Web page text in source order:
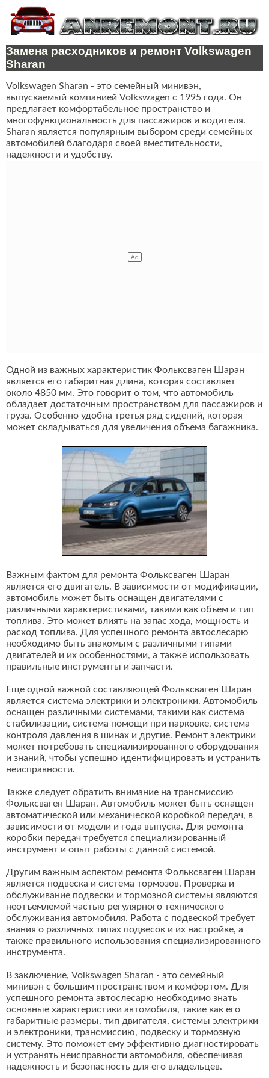
Замена расходников и ремонт Volkswagen
Sharan
Volkswagen Sharan - это семейный минивэн,
выпускаемый компанией Volkswagen с 1995 года. Он
предлагает комфортабельное пространство и
многофункциональность для пассажиров и водителя.
Sharan является популярным выбором среди семейных
автомобилей благодаря своей вместительности,
надежности и удобству.
Одной из важных характеристик Фольксваген Шаран
является его габаритная длина, которая составляет
около 4850 мм. Это говорит о том, что автомобиль
обладает достаточным пространством для пассажиров и
груза. Особенно удобна третья ряд сидений, которая
может складываться для увеличения объема багажника.
Важным фактом для ремонта Фольксваген Шаран
является его двигатель. В зависимости от модификации,
автомобиль может быть оснащен двигателями с
различными характеристиками, такими как объем и тип
топлива. Это может влиять на запас хода, мощность и
расход топлива. Для успешного ремонта автослесарю
необходимо быть знакомым с различными типами
двигателей и их особенностями, а также использовать
правильные инструменты и запчасти.
Еще одной важной составляющей Фольксваген Шаран
является система электрики и электроники. Автомобиль
оснащен различными системами, такими как система
стабилизации, система помощи при парковке, система
контроля давления в шинах и другие. Ремонт электрики
может потребовать специализированного оборудования
и знаний, чтобы успешно идентифицировать и устранить
неисправности.
Также следует обратить внимание на трансмиссию
Фольксваген Шаран. Автомобиль может быть оснащен
автоматической или механической коробкой передач, в
зависимости от модели и года выпуска. Для ремонта
коробки передач требуется специализированный
инструмент и опыт работы с данной системой.
Другим важным аспектом ремонта Фольксваген Шаран
является подвеска и система тормозов. Проверка и
обслуживание подвески и тормозной системы являются
неотъемлемой частью регулярного технического
обслуживания автомобиля. Работа с подвеской требует
знания о различных типах подвесок и их настройке, а
также правильного использования специализированного
инструмента.
В заключение, Volkswagen Sharan - это семейный
минивэн с большим пространством и комфортом. Для
успешного ремонта автослесарю необходимо знать
основные характеристики автомобиля, такие как его
габаритные размеры, тип двигателя, системы электрики
и электроники, трансмиссию, подвеску и тормозную
систему. Это поможет ему эффективно диагностировать
и устранять неисправности автомобиля, обеспечивая
надежность и безопасность для его владельцев.